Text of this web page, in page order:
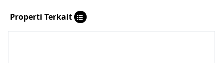
Properti Terkait